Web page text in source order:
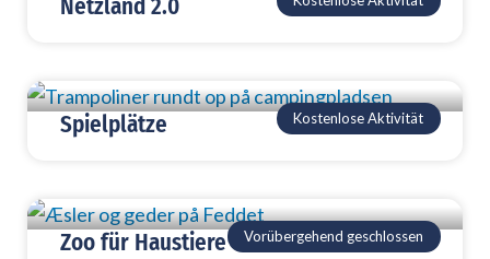
Netzland 2.0
Kostenlose Aktivität
Spielplätze
Vorübergehend geschlossen
Zoo für Haustiere